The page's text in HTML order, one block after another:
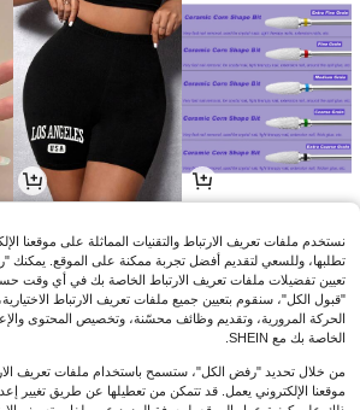
نستخدم ملفات تعريف الارتباط والتقنيات المماثلة على موقعنا
تطلبها، وللسعي لتقديم أفضل تجربة ممكنة على الموقع. يمكنك
تعيين تفضيلات ملفات تعريف الارتباط الخاصة بك في أي وقت
"قبول الكل"، سنقوم بتعيين جميع ملفات تعريف الارتباط
الحركة المرورية، وتقديم وظائف محسّنة، وتخصيص المحتوى
الخاصة بك مع SHEIN.
من خلال تحديد "رفض الكل"، ستسمح باستخدام ملفات تعريف
موقعنا الإلكتروني يعمل. قد تتمكن من تعطيلها عن طريق تغيير